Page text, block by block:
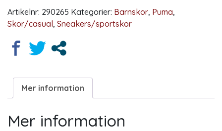
Artikelnr: 290265 Kategorier: Barnskor, Puma,
Skor/casual, Sneakers/sportskor
Mer information
Mer information